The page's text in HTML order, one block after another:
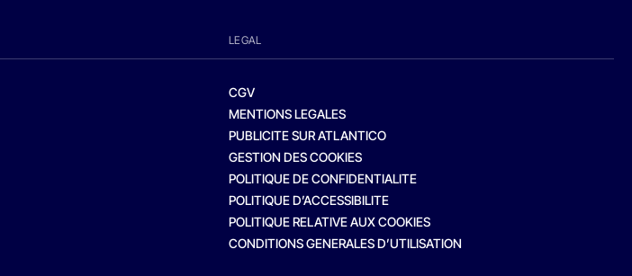
LEGAL
CGV
MENTIONS LEGALES
PUBLICITE SUR ATLANTICO
GESTION DES COOKIES
POLITIQUE DE CONFIDENTIALITE
POLITIQUE D’ACCESSIBILITE
POLITIQUE RELATIVE AUX COOKIES
CONDITIONS GENERALES D’UTILISATION